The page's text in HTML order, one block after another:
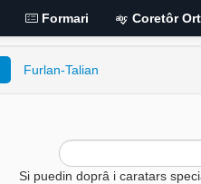
Formari Coretôr
Furlan-Talian
Si puedin doprâ i caratars